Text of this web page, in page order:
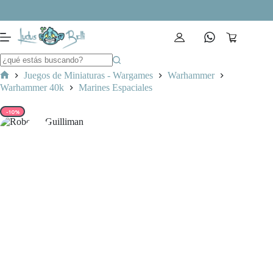
contenido
Carro
Inicio
Juegos de Miniaturas - Wargames
Warhammer
Warhammer 40k
Marines Espaciales
-10%